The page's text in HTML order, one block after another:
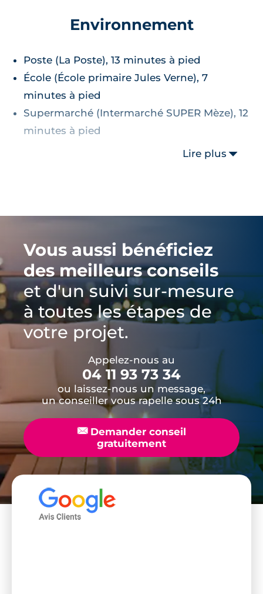
Environnement
Poste (La Poste), 13 minutes à pied
École (École primaire Jules Verne), 7
minutes à pied
Supermarché (Intermarché SUPER Mèze), 12
minutes à pied
Lire plus
Vous aussi bénéficiez
des meilleurs conseils
et d'un suivi sur-mesure
à toutes les étapes de
votre projet.
Appelez-nous au
04 11 93 73 34
ou laissez-nous un message,
un conseiller vous rapelle sous 24h
📧Demander conseil
gratuitement